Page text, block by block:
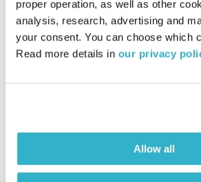
proper operation, as well as other
analysis, research, advertising and
your consent. You can choose which
Read more details in our privacy
Allow all